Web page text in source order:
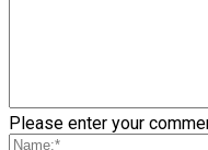
Please enter your